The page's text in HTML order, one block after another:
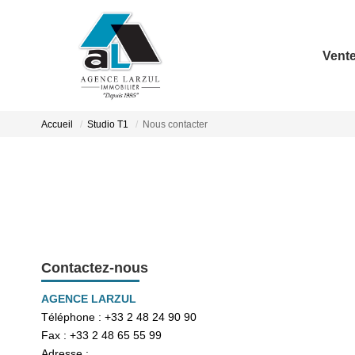
Accueil Studio T1 Nous contacter
Contactez-nous
AGENCE LARZUL
Téléphone : +33 2 48 24 90 90
Fax : +33 2 48 65 55 99